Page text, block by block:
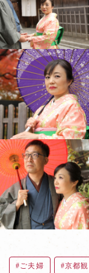
ご夫婦 京都